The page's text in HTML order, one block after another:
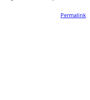
Permalink